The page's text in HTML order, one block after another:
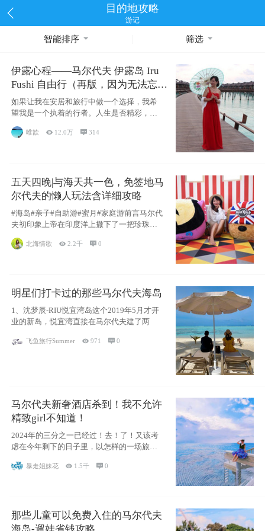
目的地攻略
游记
智能排序 筛选
伊露心程——马尔代夫 伊露岛 Iru
Fushi 自由行（再版，因为无法忘却
的留恋）
如果让我在安居和旅行中做一个选择，我希
望我是一个执着的行者。人生是否精彩，都
源于自己
唯歆  12.0万  314
五天四晚|与海天共一色，免签地马
尔代夫的懒人玩法含详细攻略
#海岛#亲子#自助游#蜜月#家庭游前言马尔代
夫初印象上帝在印度洋上撒下了一把珍珠，
北海情歌 2.2千 0
明星们打卡过的那些马尔代夫海岛
1、沈梦辰-RIU悦宜湾岛这个2019年5月才开
业的新岛，悦宜湾直接在马尔代夫建了两
飞鱼旅行Summer 971 0
马尔代夫新奢酒店杀到！我不允许
精致girl不知道！
2024年的三分之一已经过！去！了！又该考
虑在今年剩下的日子里，以怎样的一场旅行
暴走姐妹花  1.5千 0
那些儿童可以免费入住的马尔代夫